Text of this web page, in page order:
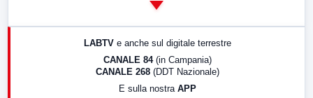
LABTV e anche sul digitale terrestre
CANALE 84 (in Campania)
CANALE 268 (DDT Nazionale)
E sulla nostra APP